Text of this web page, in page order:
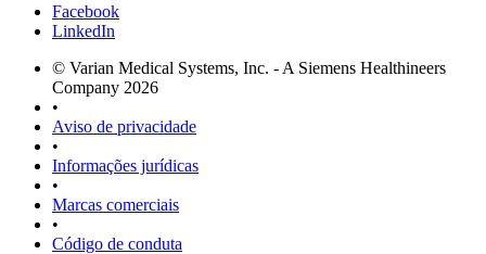
Facebook
LinkedIn
© Varian Medical Systems, Inc. - A Siemens Healthineers
Company 2026
•
Aviso de privacidade
•
Informações jurídicas
•
Marcas comerciais
•
Código de conduta